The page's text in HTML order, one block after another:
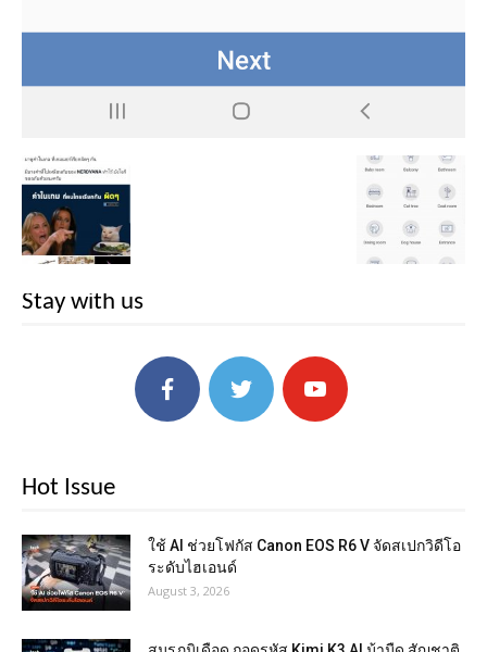
Stay with us
Hot Issue
ใช้ AI ช่วยโฟกัส Canon EOS R6 V จัดสเปกวิดีโอ
ระดับไฮเอนด์
August 3, 2026